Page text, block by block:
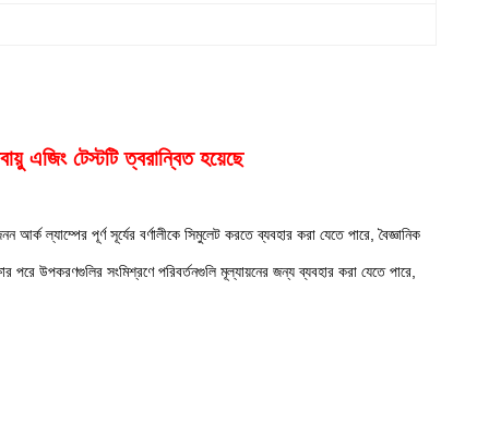
এজিং টেস্টটি ত্বরান্বিত হয়েছে
ল্যাম্পের পূর্ণ সূর্যের বর্ণালীকে সিমুলেট করতে ব্যবহার করা যেতে পারে, বৈজ্ঞানিক
পরে উপকরণগুলির সংমিশ্রণে পরিবর্তনগুলি মূল্যায়নের জন্য ব্যবহার করা যেতে পারে,